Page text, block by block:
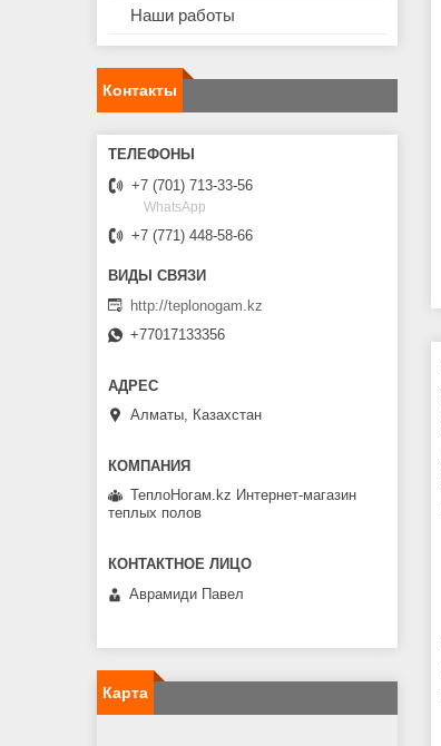
Наши работы
Контакты
+7 (701) 713-33-56
WhatsApp
+7 (771) 448-58-66
http://teplonogam.kz
+77017133356
Алматы, Казахстан
ТеплоНогам.kz Интернет-магазин
теплых полов
Аврамиди Павел
Карта